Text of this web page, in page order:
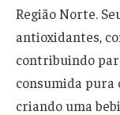
Região Norte.
antioxidantes,
contribuindo
consumida pura
criando uma